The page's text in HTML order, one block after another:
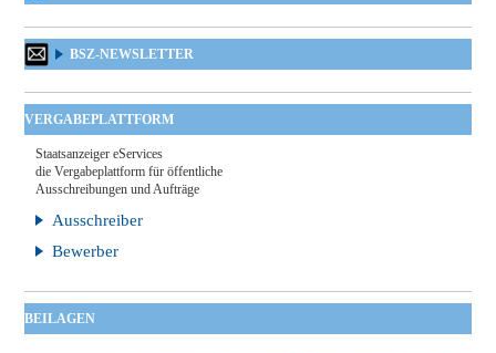
BSZ-NEWSLETTER
VERGABEPLATTFORM
Staatsanzeiger eServices
die Vergabeplattform für öffentliche
Ausschreibungen und Aufträge
Ausschreiber
Bewerber
BEILAGEN